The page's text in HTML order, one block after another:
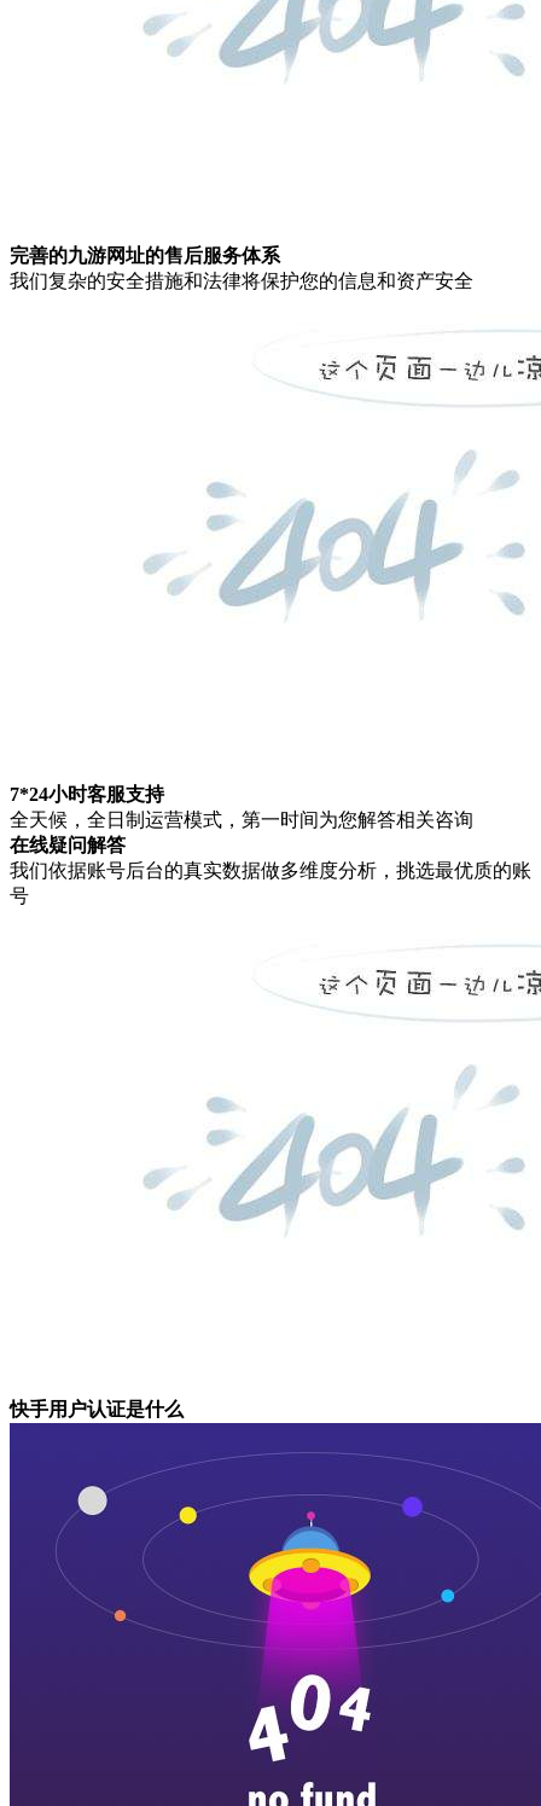
完善的九游网址的售后服务体系
我们复杂的安全措施和法律将保护您的信息和资产安全
7*24小时客服支持
全天候，全日制运营模式，第一时间为您解答相关咨询
在线疑问解答
我们依据账号后台的真实数据做多维度分析，挑选最优质的账
号
快手用户认证是什么